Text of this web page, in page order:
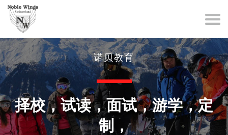
诺贝教育
择校，试读，面试，游学，定
制，